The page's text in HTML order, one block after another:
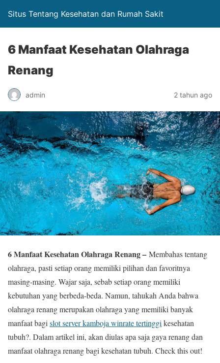
Situs Tentang Kesehatan dan Rumah Sakit
6 Manfaat Kesehatan Olahraga
Renang
admin 2 tahun ago
6 Manfaat Kesehatan Olahraga Renang – Membahas tentang
olahraga, pasti setiap orang memiliki pilihan dan favoritnya
masing-masing. Wajar saja, sebab setiap orang memiliki
kebutuhan yang berbeda-beda. Namun, tahukah Anda bahwa
olahraga renang merupakan olahraga yang memiliki banyak
manfaat bagi slot server kamboja winrate tertinggi kesehatan
tubuh?. Dalam artikel ini, akan diulas apa saja gaya renang dan
manfaat olahraga renang bagi kesehatan tubuh. Check this out!